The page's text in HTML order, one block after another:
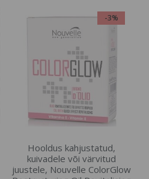
-3%
Hooldus kahjustatud,
kuivadele või värvitud
juustele, Nouvelle ColorGlow